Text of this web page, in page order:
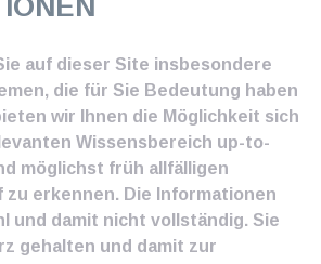
auf dieser Site insbesondere
die für Sie Bedeutung haben
wir Ihnen die Möglichkeit sich
Wissensbereich up-to-
möglichst früh allfälligen
zu erkennen. Die Informationen
und damit nicht vollständig. Sie
gehalten und damit zur